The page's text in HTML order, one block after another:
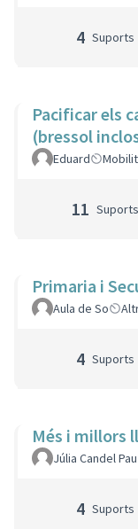
4 Suports
Pacificar els
(bressol
Eduard
11 Suports
Primaria i
Aula de So
4 Suports
Més i millors
Júlia Candel Pau
4 Suports